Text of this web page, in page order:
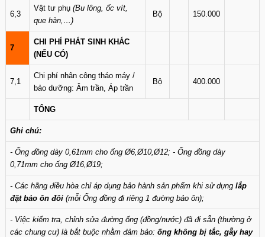
6,3
Vật tư phụ (Bu lông, ốc vít,
que hàn,…)
Bộ 150.000
7
CHI PHÍ PHÁT SINH KHÁC
(NẾU CÓ)
7,1
Chi phí nhân công tháo máy /
bảo dưỡng: Âm trần, Áp trần
Bộ 400.000
TỔNG
Ghi chú:
- Ống đồng dày 0,61mm cho ống Ø6,Ø10,Ø12; - Ống đồng dày
0,71mm cho ống Ø16,Ø19;
- Các hãng điều hòa chỉ áp dụng bảo hành sản phẩm khi sử dụng lắp
đặt bảo ôn đôi (mỗi Ống đồng đi riêng 1 đường bảo ôn);
- Việc kiểm tra, chỉnh sửa đường ống (đồng/nước) đã đi sẵn (thường ở
các chung cư) là bắt buộc nhằm đảm bảo: ống không bị tắc, gẫy hay